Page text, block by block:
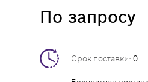
По запросу
Срок поставки: 0